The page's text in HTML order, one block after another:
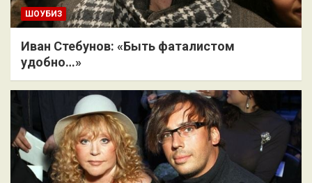
ШОУБИЗ
Иван Стебунов: «Быть фаталистом
удобно…»